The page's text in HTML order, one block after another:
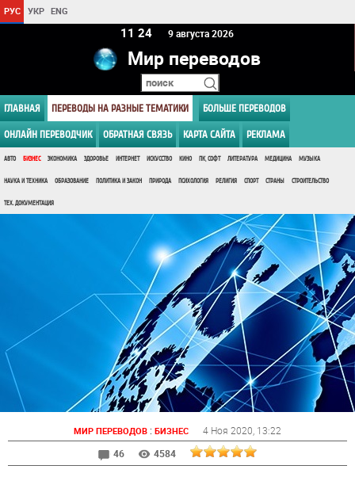
РУС УКР ENG
11:24 9 августа 2026
Мир переводов
ГЛАВНАЯ ПЕРЕВОДЫ НА РАЗНЫЕ ТЕМАТИКИ БОЛЬШЕ ПЕРЕВОДОВ
ОНЛАЙН ПЕРЕВОДЧИК ОБРАТНАЯ СВЯЗЬ КАРТА САЙТА РЕКЛАМА
АВТО БИЗНЕС ЭКОНОМИКА ЗДОРОВЬЕ ИНТЕРНЕТ ИСКУССТВО КИНО ПК, СОФТ ЛИТЕРАТУРА МЕДИЦИНА МУЗЫКА
НАУКА И ТЕХНИКА ОБРАЗОВАНИЕ ПОЛИТИКА И ЗАКОН ПРИРОДА ПСИХОЛОГИЯ РЕЛИГИЯ СПОРТ СТРАНЫ СТРОИТЕЛЬСТВО
ТЕХ. ДОКУМЕНТАЦИЯ
МИР ПЕРЕВОДОВ : БИЗНЕС 4 Ноя 2020 , 13:22
46
4584